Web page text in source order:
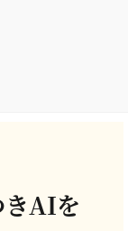
AIを